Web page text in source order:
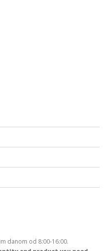
danom od 8:00-16:00.